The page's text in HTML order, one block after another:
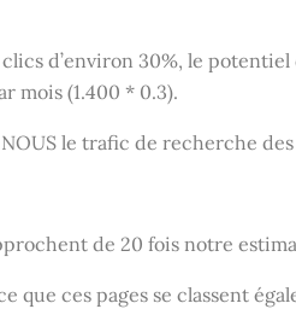
d’environ 30%, le
mois (1.400 * 0.3).
NOUS le trafic de recherche
de 20 fois notre
que ces pages se classent